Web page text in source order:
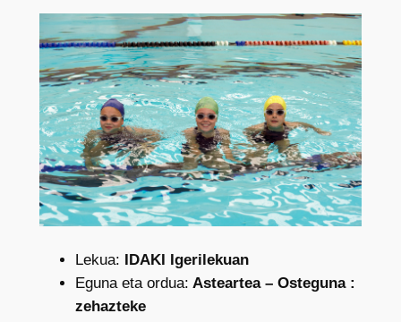
Lekua:
IDAKI Igerilekuan
Eguna eta ordua: Asteartea – Osteguna :
zehazteke